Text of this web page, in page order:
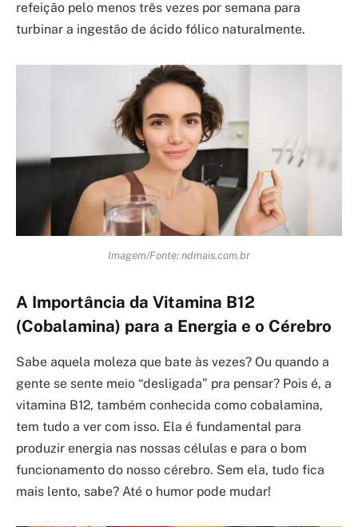
refeição pelo menos três vezes por semana para
turbinar a ingestão de ácido fólico naturalmente.
Imagem/Fonte: ndmais.com.br
A Importância da Vitamina B12
(Cobalamina) para a Energia e o Cérebro
Sabe aquela moleza que bate às vezes? Ou quando a
gente se sente meio “desligada” pra pensar? Pois é, a
vitamina B12, também conhecida como cobalamina,
tem tudo a ver com isso. Ela é fundamental para
produzir energia nas nossas células e para o bom
funcionamento do nosso cérebro. Sem ela, tudo fica
mais lento, sabe? Até o humor pode mudar!